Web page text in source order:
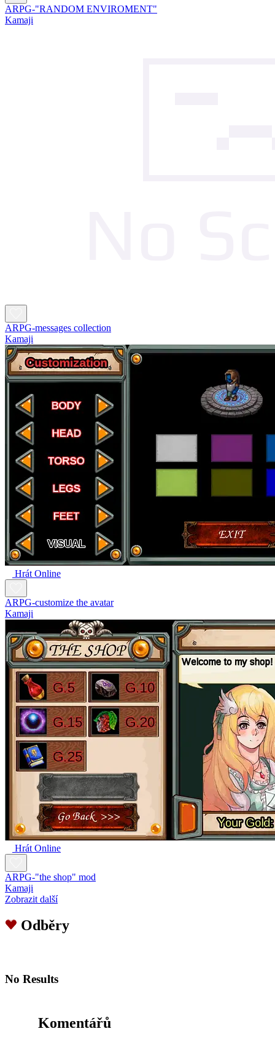
ARPG-"RANDOM ENVIROMENT"
Kamaji
ARPG-messages collection
Kamaji
Hrát Online
ARPG-customize the avatar
Kamaji
Hrát Online
ARPG-"the shop" mod
Kamaji
Zobrazit další
Odběry
No Results
Komentářů